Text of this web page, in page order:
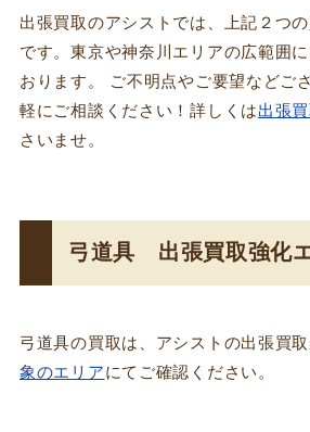
出張買取のアシストでは、上記２つ
です。東京や神奈川エリアの広範囲
おります。 ご不明点やご要望などご
軽にご相談ください！詳しくは 出張
さいませ。
弓道具 出張買取強化
弓道具の買取は、アシストの出張買取
象のエリア にてご確認ください。